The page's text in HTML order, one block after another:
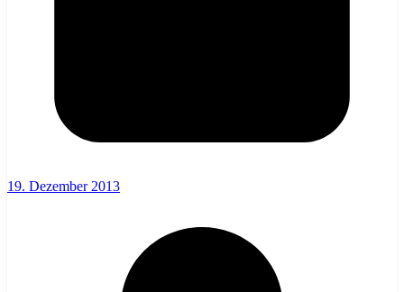
19. Dezember 2013